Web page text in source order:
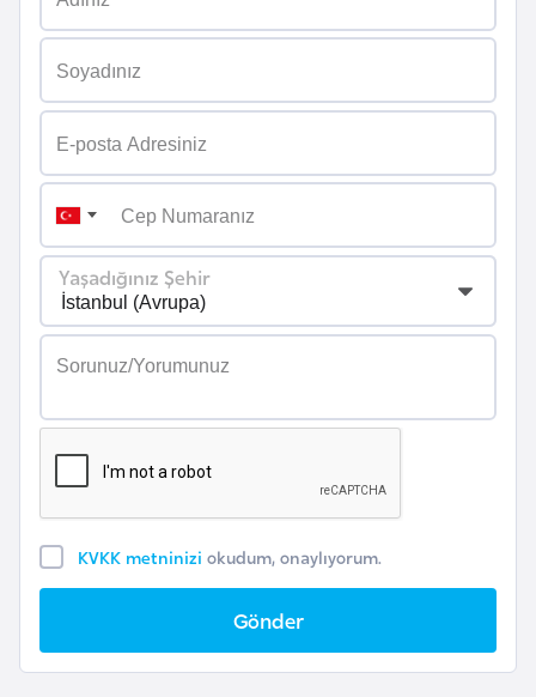
Yaşadığınız Şehir
KVKK metninizi okudum, onaylıyorum.
Gönder
e
i
o
a
r
k
B
l